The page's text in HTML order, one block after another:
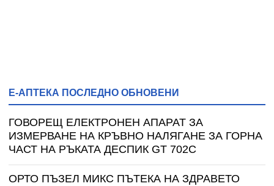
Е-АПТЕКА ПОСЛЕДНО ОБНОВЕНИ
ГОВОРЕЩ ЕЛЕКТРОНЕН АПАРАТ ЗА
ИЗМЕРВАНЕ НА КРЪВНО НАЛЯГАНЕ ЗА ГОРНА
ЧАСТ НА РЪКАТА ДЕСПИК GT 702C
ОРТО ПЪЗЕЛ МИКС ПЪТЕКА НА ЗДРАВЕТО